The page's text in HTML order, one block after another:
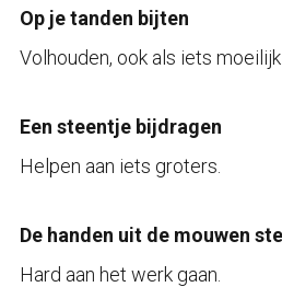
Op je tanden bijten
Volhouden, ook als iets moeilijk
Een steentje bijdragen
Helpen aan iets groters.
De handen uit de mouwen
Hard aan het werk gaan.